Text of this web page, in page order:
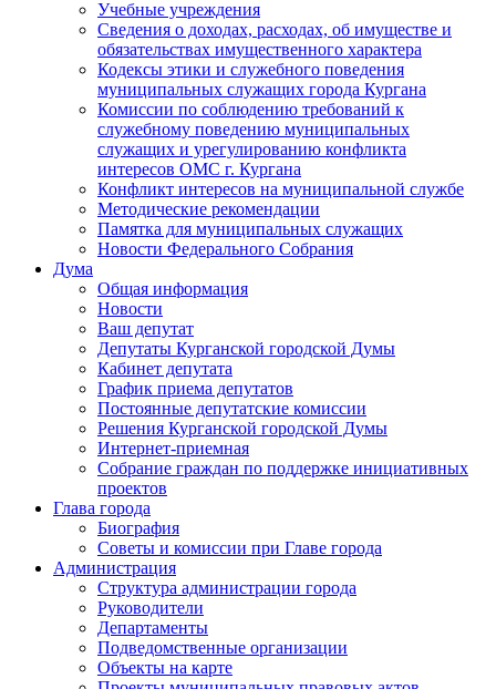
Учебные учреждения
Сведения о доходах, расходах, об имуществе и
обязательствах имущественного характера
Кодексы этики и служебного поведения
муниципальных служащих города Кургана
Комиссии по соблюдению требований к
служебному поведению муниципальных
служащих и урегулированию конфликта
интересов ОМС г. Кургана
Конфликт интересов на муниципальной службе
Методические рекомендации
Памятка для муниципальных служащих
Новости Федерального Cобрания
Дума
Общая информация
Новости
Ваш депутат
Депутаты Курганской городской Думы
Кабинет депутата
График приема депутатов
Постоянные депутатские комиссии
Решения Курганской городской Думы
Интернет-приемная
Собрание граждан по поддержке инициативных
проектов
Глава города
Биография
Советы и комиссии при Главе города
Администрация
Структура администрации города
Руководители
Департаменты
Подведомственные организации
Объекты на карте